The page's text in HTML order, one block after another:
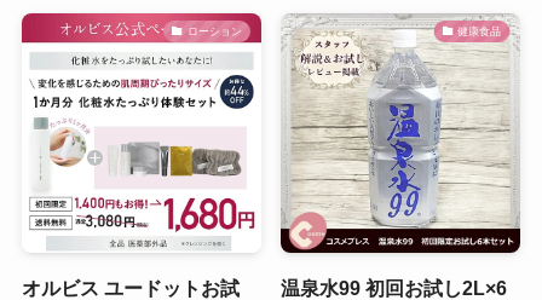
ローション
オルビス ユードットお試
健康食品
温泉水99 初回お試し2L×6